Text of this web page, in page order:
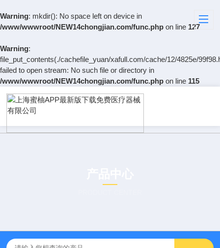
Warning: mkdir(): No space left on device in
/www/wwwroot/NEW14chongjian.com/func.php on line 127
Warning:
file_put_contents(./cachefile_yuan/xafull.com/cache/12/4825e/
failed to open stream: No such file or directory in
/www/wwwroot/NEW14chongjian.com/func.php on line 115